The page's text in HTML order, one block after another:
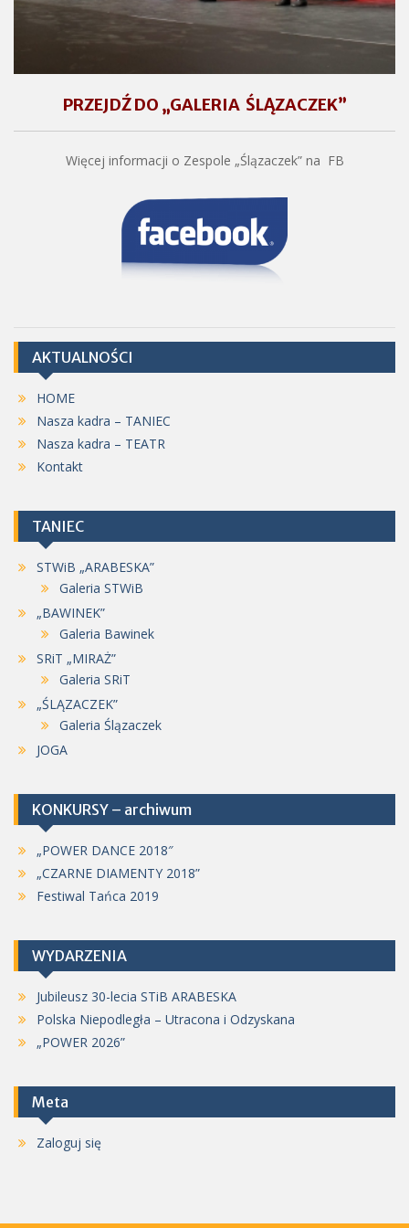
PRZEJDŹ DO „GALERIA ŚLĄZACZEK”
Więcej informacji o Zespole „Ślązaczek” na FB
AKTUALNOŚCI
HOME
Nasza kadra – TANIEC
Nasza kadra – TEATR
Kontakt
TANIEC
STWiB „ARABESKA”
Galeria STWiB
„BAWINEK”
Galeria Bawinek
SRiT „MIRAŻ”
Galeria SRiT
„ŚLĄZACZEK”
Galeria Ślązaczek
JOGA
KONKURSY – archiwum
„POWER DANCE 2018″
„CZARNE DIAMENTY 2018”
Festiwal Tańca 2019
WYDARZENIA
Jubileusz 30-lecia STiB ARABESKA
Polska Niepodległa – Utracona i Odzyskana
„POWER 2026”
Meta
Zaloguj się